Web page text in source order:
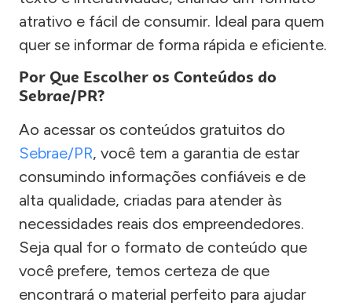
atrativo e fácil de consumir. Ideal para quem
quer se informar de forma rápida e eficiente.
Por Que Escolher os Conteúdos do
Sebrae/PR?
Ao acessar os conteúdos gratuitos do
Sebrae/PR, você tem a garantia de estar
consumindo informações confiáveis e de
alta qualidade, criadas para atender às
necessidades reais dos empreendedores.
Seja qual for o formato de conteúdo que
você prefere, temos certeza de que
encontrará o material perfeito para ajudar